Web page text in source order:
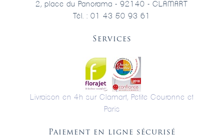
2, place du Panorama - 92140 - CLAMART
Tél. : 01 43 50 93 61
Services
Livraison en 4h sur Clamart, Petite Couronne et
Paris
Paiement en ligne sécurisé